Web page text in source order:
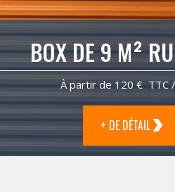
BOX DE 9 M²
À partir de 120 € TTC
+ DE DÉTAIL